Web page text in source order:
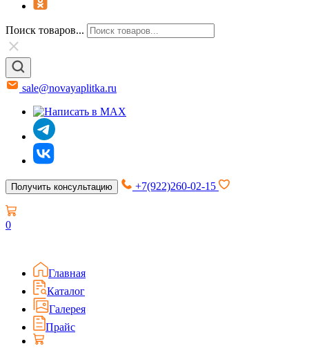
Поиск товаров...
sale@novayaplitka.ru
Получить консультацию +7(922)260-02-15
0
Главная
Каталог
Галерея
Прайс